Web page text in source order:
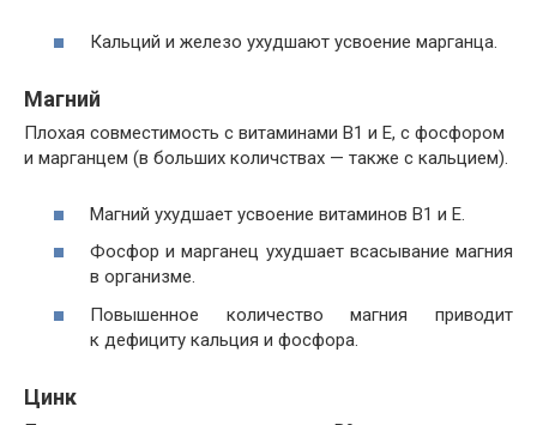
Кальций и железо ухудшают усвоение марганца.
Магний
Плохая совместимость с витаминами В1 и E, с фосфором
и марганцем (в больших количствах — также с кальцием).
Магний ухудшает усвоение витаминов В1 и E.
Фосфор и марганец ухудшает всасывание магния
в организме.
Повышенное количество магния приводит
к дефициту кальция и фосфора.
Цинк